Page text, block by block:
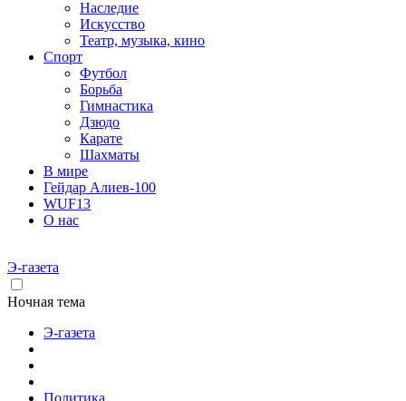
Наследие
Искусство
Театр, музыка, кино
Спорт
Футбол
Борьба
Гимнастика
Дзюдо
Карате
Шахматы
В мире
Гейдар Алиев-100
WUF13
О нас
Э-газета
Ночная тема
Э-газета
Политика